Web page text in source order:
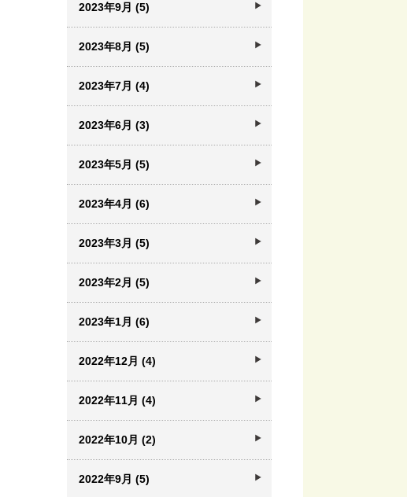
2023年9月 (5)
2023年8月 (5)
2023年7月 (4)
2023年6月 (3)
2023年5月 (5)
2023年4月 (6)
2023年3月 (5)
2023年2月 (5)
2023年1月 (6)
2022年12月 (4)
2022年11月 (4)
2022年10月 (2)
2022年9月 (5)